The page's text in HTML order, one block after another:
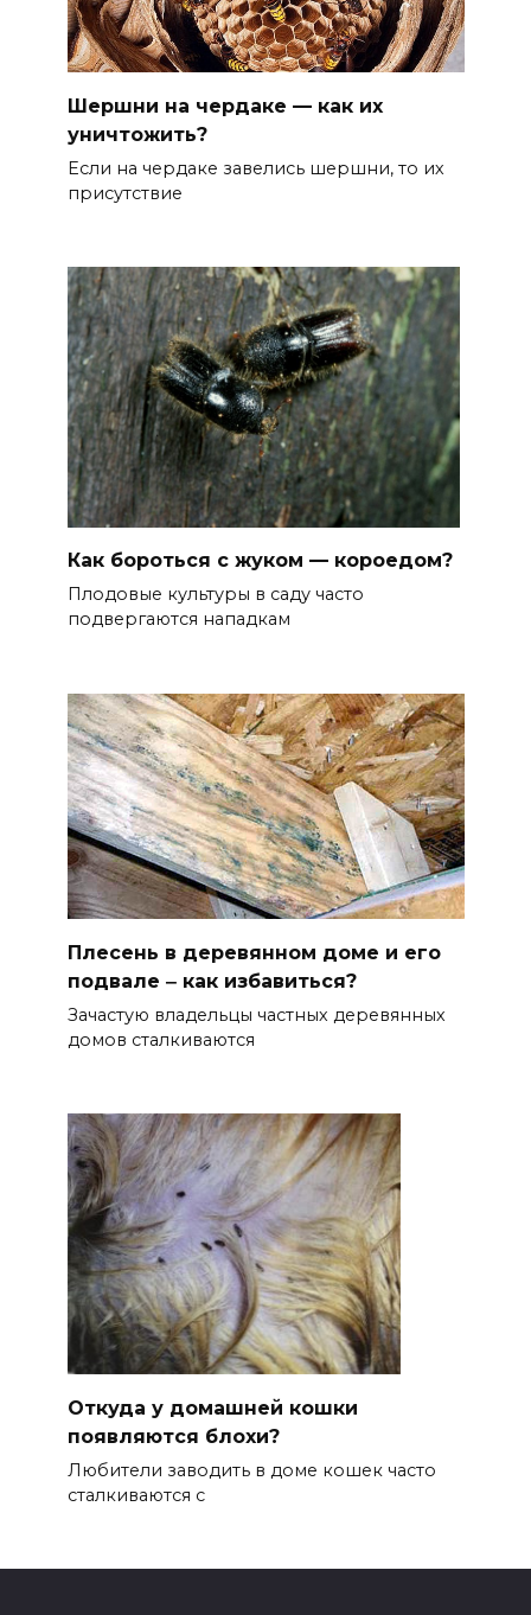
Шершни на чердаке — как их
уничтожить?
Если на чердаке завелись шершни, то их
присутствие
Как бороться с жуком — короедом?
Плодовые культуры в саду часто
подвергаются нападкам
Плесень в деревянном доме и его
подвале ‒ как избавиться?
Зачастую владельцы частных деревянных
домов сталкиваются
Откуда у домашней кошки
появляются блохи?
Любители заводить в доме кошек часто
сталкиваются с